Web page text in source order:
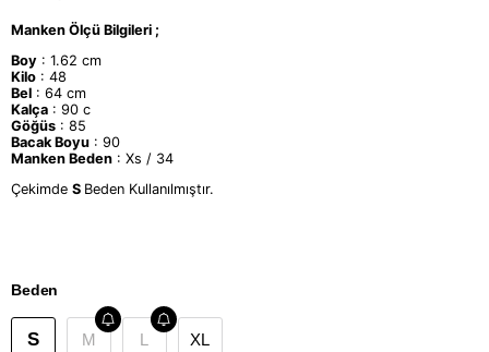
Manken Ölçü Bilgileri ;
Boy : 1.62 cm
Kilo : 48
Bel : 64 cm
Kalça : 90 c
Göğüs : 85
Bacak Boyu : 90
Manken Beden : Xs / 34
Çekimde S Beden Kullanılmıştır.
Beden
S M L XL